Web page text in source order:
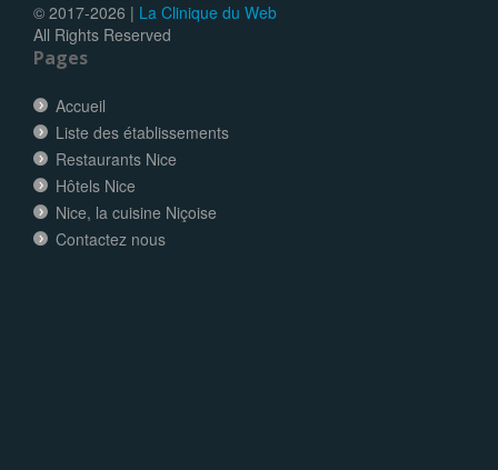
© 2017-2026 | La Clinique du Web
All Rights Reserved
Pages
Accueil
Liste des établissements
Restaurants Nice
Hôtels Nice
Nice, la cuisine Niçoise
Contactez nous